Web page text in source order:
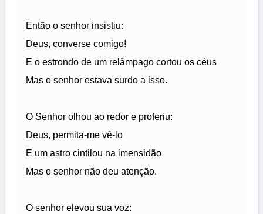
Então o senhor insistiu:
Deus, converse comigo!
E o estrondo de um relâmpago cortou os céus
Mas o senhor estava surdo a isso.
O Senhor olhou ao redor e proferiu:
Deus, permita-me vê-lo
E um astro cintilou na imensidão
Mas o senhor não deu atenção.
O senhor elevou sua voz: